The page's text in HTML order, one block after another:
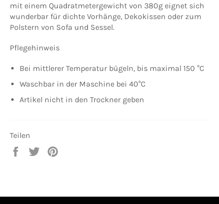
mit einem Quadratmetergewicht von 380g eignet sich
wunderbar für dichte Vorhänge, Dekokissen oder zum
Polstern von Sofa und Sessel.
Pflegehinweis
Bei mittlerer Temperatur bügeln, bis maximal 150 °C
Waschbar in der Maschine bei 40°C
Artikel nicht in den Trockner geben
Teilen
Auf
Auf